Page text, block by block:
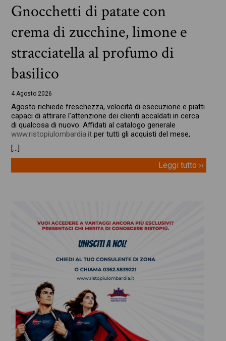
Gnocchetti di patate con
crema di zucchine, limone e
stracciatella al profumo di
basilico
4 Agosto 2026
Agosto richiede freschezza, velocità di esecuzione e piatti
capaci di attirare l’attenzione dei clienti accaldati in cerca
di qualcosa di nuovo. Affidati al catalogo generale
www.ristopiulombardia.itper tutti gli acquisti del mese,
[…]
Leggi tutto ››